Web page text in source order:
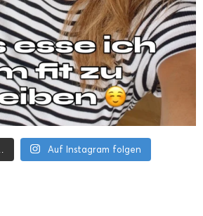
Auf Instagram folgen